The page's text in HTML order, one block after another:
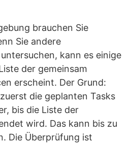
brauchen Sie
Sie andere
kann es einige
der gemeinsam
erscheint. Der Grund:
die geplanten Tasks
bis die Liste der
wird. Das kann bis zu
Die Überprüfung ist